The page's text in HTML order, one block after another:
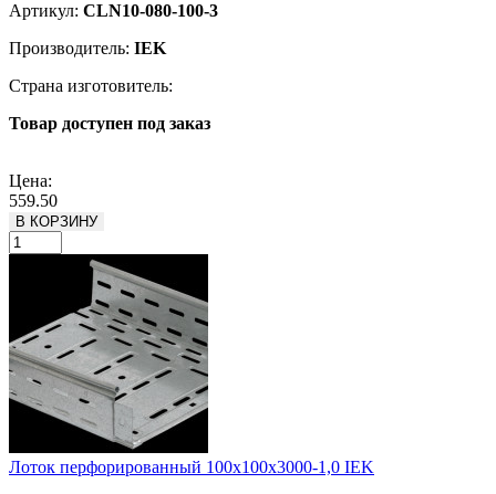
Артикул: CLN10-080-100-3
Производитель: IEK
Страна изготовитель:
Товар доступен под заказ
Цена:
559.50
В КОРЗИНУ
Лоток перфорированный 100х100х3000-1,0 IEK